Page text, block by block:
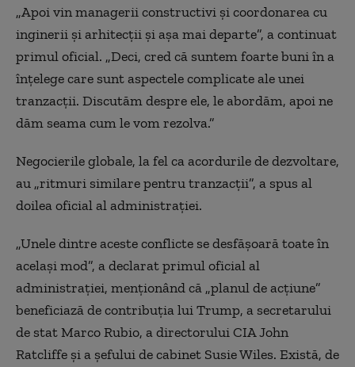
„Apoi vin managerii constructivi și coordonarea cu
inginerii și arhitecții și așa mai departe”, a continuat
primul oficial. „Deci, cred că suntem foarte buni în a
înțelege care sunt aspectele complicate ale unei
tranzacții. Discutăm despre ele, le abordăm, apoi ne
dăm seama cum le vom rezolva.”
Negocierile globale, la fel ca acordurile de dezvoltare,
au „ritmuri similare pentru tranzacții”, a spus al
doilea oficial al administrației.
„Unele dintre aceste conflicte se desfășoară toate în
același mod”, a declarat primul oficial al
administrației, menționând că „planul de acțiune”
beneficiază de contribuția lui Trump, a secretarului
de stat Marco Rubio, a directorului CIA John
Ratcliffe și a șefului de cabinet Susie Wiles. Există, de